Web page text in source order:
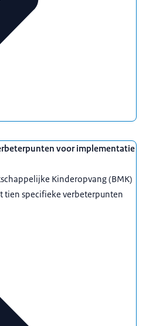
voor implementatie
Kinderopvang (BMK)
tien specifieke verbeterpunten